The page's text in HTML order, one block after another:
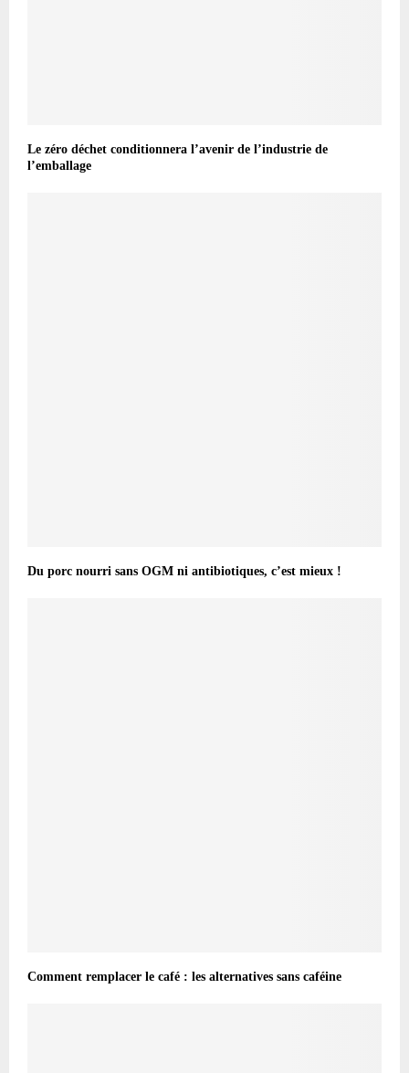
Le zéro déchet conditionnera l’avenir de l’industrie de
l’emballage
Du porc nourri sans OGM ni antibiotiques, c’est mieux !
Comment remplacer le café : les alternatives sans caféine